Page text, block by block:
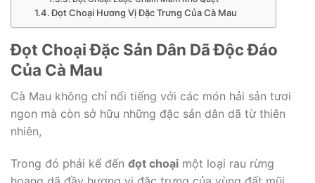
Đọt Choại Hương Vị Đặc Trưng Của Cà Mau
Đọt Choại Đặc Sản Dân Dã Độc Đáo
Của Cà Mau
Cà Mau không chỉ nổi tiếng với các món hải sản tươi
ngon mà còn sở hữu những đặc sản dân dã từ thiên
nhiên,
Trong đó phải kể đến đọt choại một loại rau rừng